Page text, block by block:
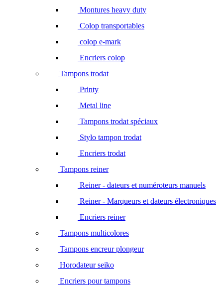
Montures heavy duty
Colop transportables
colop e-mark
Encriers colop
Tampons trodat
Printy
Metal line
Tampons trodat spéciaux
Stylo tampon trodat
Encriers trodat
Tampons reiner
Reiner - dateurs et numéroteurs manuels
Reiner - Marqueurs et dateurs électroniques
Encriers reiner
Tampons multicolores
Tampons encreur plongeur
Horodateur seiko
Encriers pour tampons